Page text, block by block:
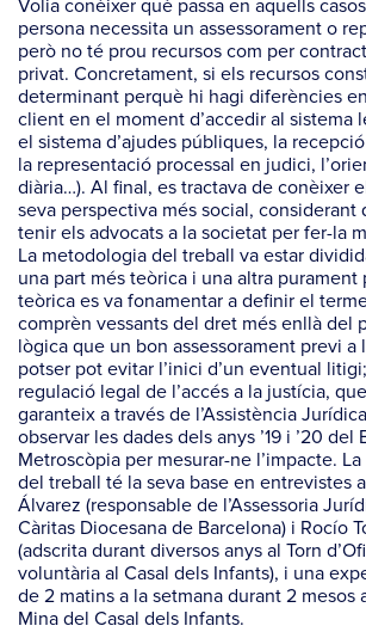
Volia conèixer què passa en aquells
persona necessita un assessorament o
però no té prou recursos com per
privat. Concretament, si els recursos
determinant perquè hi hagi diferències
client en el moment d’accedir al sistema
el sistema d’ajudes públiques, la
la representació processal en judici,
diària…). Al final, es tractava de conèixer
seva perspectiva més social, considerant
tenir els advocats a la societat per fer-la
La metodologia del treball va estar
una part més teòrica i una altra purament
teòrica es va fonamentar a definir el
comprèn vessants del dret més enllà del
lògica que un bon assessorament previ a
potser pot evitar l’inici d’un eventual
regulació legal de l’accés a la justícia,
garanteix a través de l’Assistència
observar les dades dels anys ’19 i ’20 del
Metroscòpia per mesurar-ne l’impacte.
del treball té la seva base en entrevistes
Álvarez (responsable de l’Assessoria
Càritas Diocesana de Barcelona) i Rocío
(adscrita durant diversos anys al Torn
voluntària al Casal dels Infants), i una
de 2 matins a la setmana durant 2 mesos
Mina del Casal dels Infants.